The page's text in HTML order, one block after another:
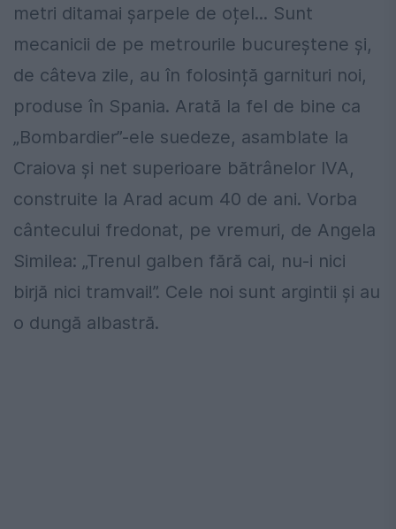
metri ditamai șarpele de oțel... Sunt
mecanicii de pe metrourile bucureștene și,
de câteva zile, au în folosință garnituri noi,
produse în Spania. Arată la fel de bine ca
„Bombardier”-ele suedeze, asamblate la
Craiova și net superioare bătrânelor IVA,
construite la Arad acum 40 de ani. Vorba
cântecului fredonat, pe vremuri, de Angela
Similea: „Trenul galben fără cai, nu-i nici
birjă nici tramvai!”. Cele noi sunt argintii și au
o dungă albastră.